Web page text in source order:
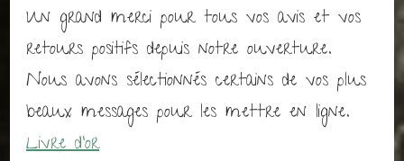
CHAMPLIEU
Un grand merci pour tous vos avis et vos
retours positifs depuis notre ouverture.
Nous avons sélectionnés certains de vos plus
beaux messages pour les mettre en ligne.
Livre d’or